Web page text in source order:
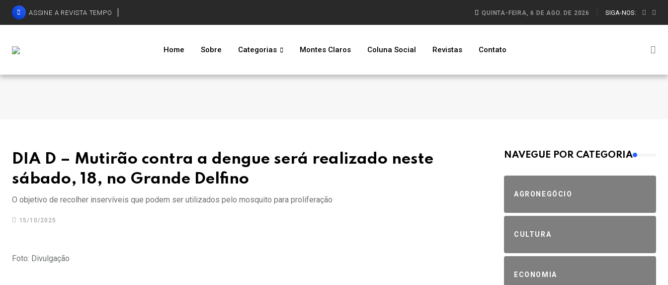
ASSINE A REVISTA TEMPO QUINTA-FEIRA, 6 DE AGO. DE 2026 SIGA-NOS:
Home Sobre Categorias Montes Claros Coluna Social Revistas Contato
DIA D – Mutirão contra a dengue será realizado neste
sábado, 18, no Grande Delfino
O objetivo de recolher inservíveis que podem ser utilizados pelo mosquito para proliferação
15/10/2025
Foto: Divulgação
MAIS VISTOS
NAVEGUE POR CATEGORIA
AGRONEGÓCIO
CULTURA
ECONOMIA